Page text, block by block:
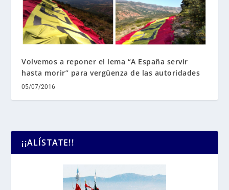
Volvemos a reponer el lema “A España servir
hasta morir” para vergüenza de las autoridades
05/07/2016
¡¡ALÍSTATE!!